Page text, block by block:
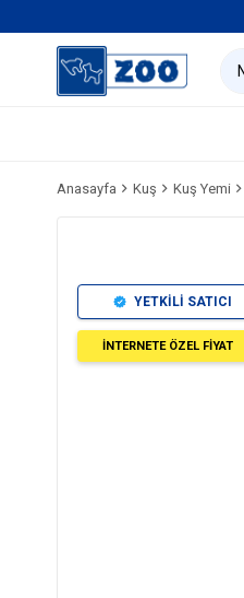
Anasayfa Kuş Kuş Yemi
YETKİLİ SATICI
İNTERNETE ÖZEL FİYAT